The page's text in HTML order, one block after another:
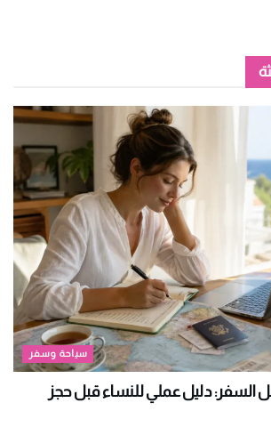
سياحة وسفر
السفر: دليل عملي للنساء قبل حجز